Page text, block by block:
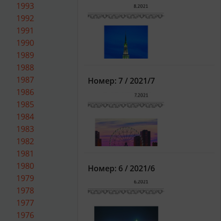
1993
1992
1991
1990
1989
1988
1987
1986
1985
1984
1983
1982
1981
1980
1979
1978
1977
1976
Номер: 7 / 2021/7
Номер: 6 / 2021/6